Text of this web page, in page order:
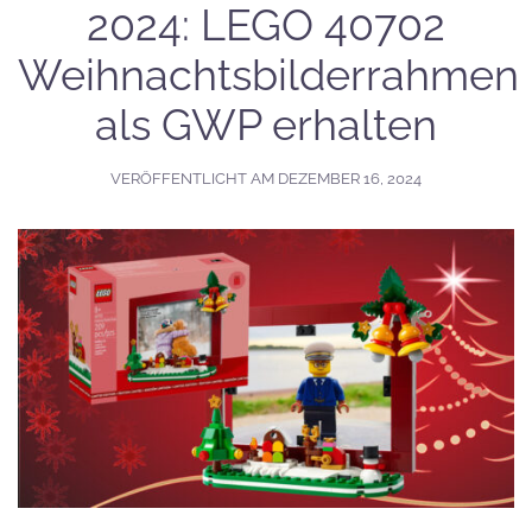
2024: LEGO 40702
Weihnachtsbilderrahmen
als GWP erhalten
VERÖFFENTLICHT AM DEZEMBER 16, 2024